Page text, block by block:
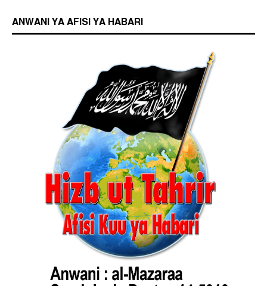
ANWANI YA AFISI YA HABARI